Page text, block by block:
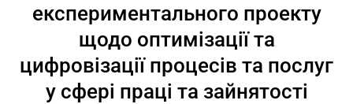
експериментального проекту
щодо оптимізації та
цифровізації процесів та послуг
у сфері праці та зайнятості